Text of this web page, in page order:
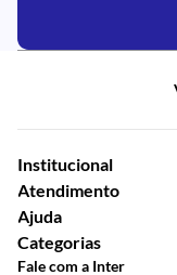
Institucional
Atendimento
Ajuda
Categorias
Fale com a Inter